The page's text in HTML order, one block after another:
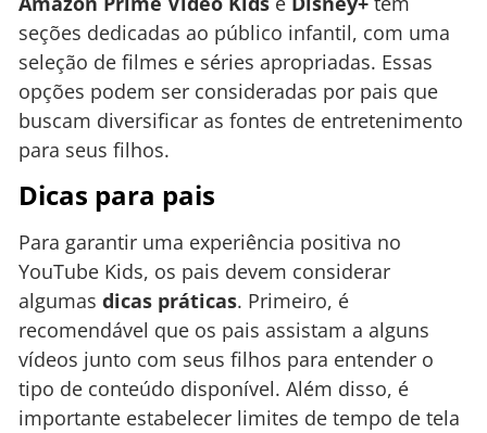
seções dedicadas ao público infantil, com uma
seleção de filmes e séries apropriadas. Essas
opções podem ser consideradas por pais que
buscam diversificar as fontes de entretenimento
para seus filhos.
Dicas para pais
Para garantir uma experiência positiva no
YouTube Kids, os pais devem considerar
algumas dicas práticas. Primeiro, é
recomendável que os pais assistam a alguns
vídeos junto com seus filhos para entender o
tipo de conteúdo disponível. Além disso, é
importante estabelecer limites de tempo de tela